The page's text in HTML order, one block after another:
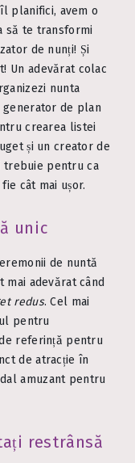
planifici, avem o
să te transformi
de nunți! Și
Un adevărat colac
nunta
de plan
crearea listei
și un creator de
trebuie pentru ca
cât mai ușor.
unic
de nuntă
adevărat când
redus. Cel mai
pentru
referință pentru
de atracție în
amuzant pentru
restrânsă